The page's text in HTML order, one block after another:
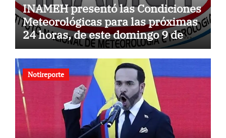
INAMEH presentó las Condiciones
Meteorológicas para las próximas
24 horas, de este domingo 9 de
agosto 2026
Notireporte